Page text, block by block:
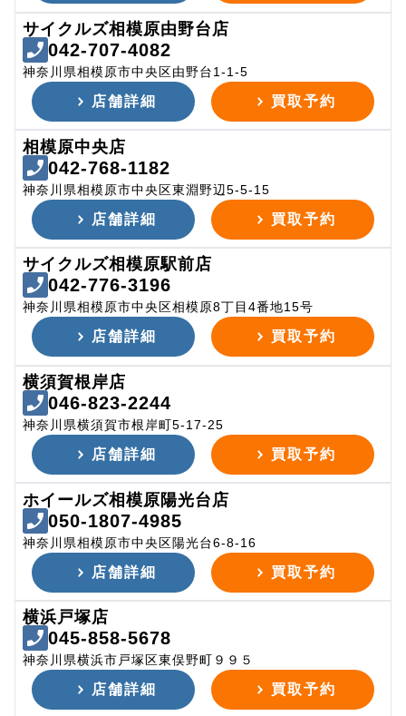
サイクルズ相模原由野台店
042-707-4082
神奈川県相模原市中央区由野台1-1-5
店舗詳細 買取予約
相模原中央店
042-768-1182
神奈川県相模原市中央区東淵野辺5-5-15
店舗詳細 買取予約
サイクルズ相模原駅前店
042-776-3196
神奈川県相模原市中央区相模原8丁目4番地15号
店舗詳細 買取予約
横須賀根岸店
046-823-2244
神奈川県横須賀市根岸町5-17-25
店舗詳細 買取予約
ホイールズ相模原陽光台店
050-1807-4985
神奈川県相模原市中央区陽光台6-8-16
店舗詳細 買取予約
横浜戸塚店
045-858-5678
神奈川県横浜市戸塚区東俣野町９９５
店舗詳細 買取予約